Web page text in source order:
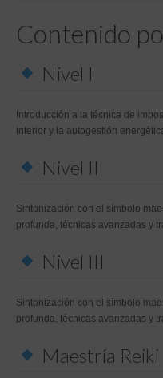
Contenido
Nivel I
Introducción a la técnica de
interior y la autogestión
Nivel II
Sintonización con el símbolo
profunda, técnicas avanzadas y
Nivel III
Sintonización con el símbolo
profunda, técnicas avanzadas y
Maestría Reiki